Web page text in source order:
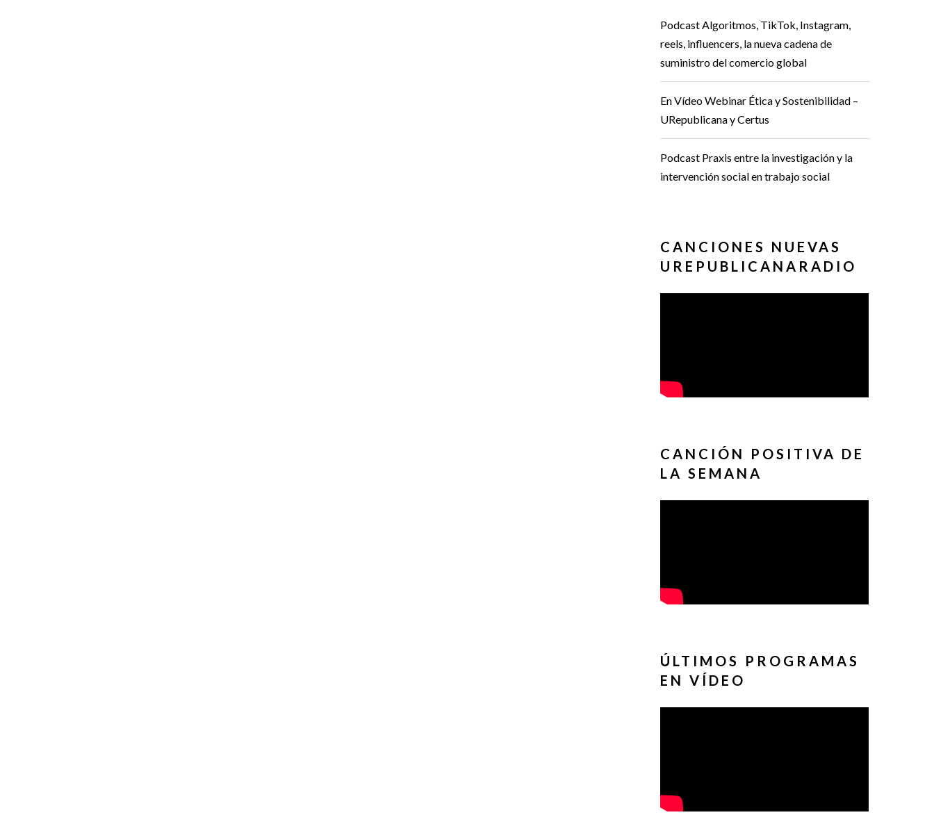
Podcast Algoritmos, TikTok, Instagram,
reels, influencers, la nueva cadena de
suministro del comercio global
En Vídeo Webinar Ética y Sostenibilidad –
URepublicana y Certus
Podcast Praxis entre la investigación y la
intervención social en trabajo social
CANCIONES NUEVAS
UREPUBLICANARADIO
CANCIÓN POSITIVA DE
LA SEMANA
ÚLTIMOS PROGRAMAS
EN VÍDEO